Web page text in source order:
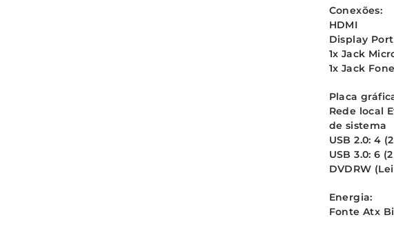
Conexões:
HDMI
Display Port
1x Jack
1x Jack
Placa
Rede local
de sistema
USB 2.0: 4
USB 3.0: 6
DVDRW
Energia:
Fonte Atx